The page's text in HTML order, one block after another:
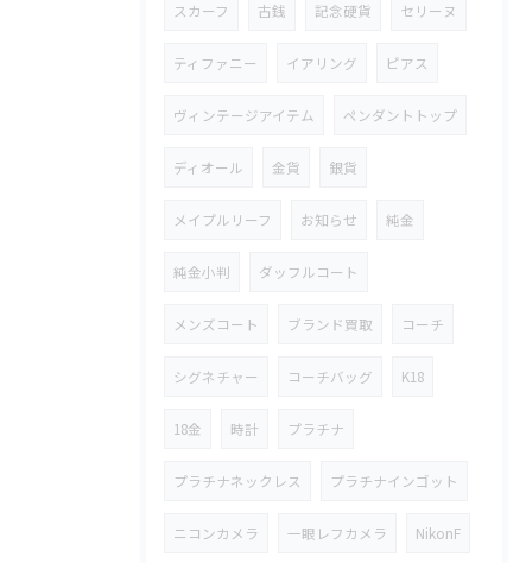
スカーフ 古銭 記念硬貨 セリーヌ
ティファニー イアリング ピアス
ヴィンテージアイテム ペンダントトップ
ディオール 金貨 銀貨
メイプルリーフ お知らせ 純金
純金小判 ダッフルコート
メンズコート ブランド買取 コーチ
シグネチャー コーチバッグ K18
18金 時計 プラチナ
プラチナネックレス プラチナインゴット
ニコンカメラ 一眼レフカメラ NikonF